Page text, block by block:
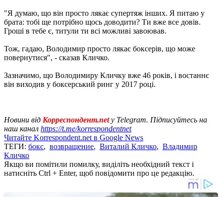
"Я думаю, що він просто лякає супертяж інших. Я питаю у
брата: тобі ще потрібно щось доводити? Ти вже все довів.
Гроші в тебе є, титули ти всі можливі завоював.
Тож, гадаю, Володимир просто лякає боксерів, що може
повернутися", - сказав Кличко.
Зазначимо, що Володимиру Кличку вже 46 років, і востаннє
він виходив у боксерський ринг у 2017 році.
Новини від Корреспондент.netу Telegram. Підписуйтесь на
наш канал https://t.me/korrespondentnet
Читайте Korrespondent.net в Google News
ТЕГИ: бокс, возвращение, Виталий Кличко, Владимир
Кличко
Якщо ви помітили помилку, виділіть необхідний текст і
натисніть Ctrl + Enter, щоб повідомити про це редакцію.